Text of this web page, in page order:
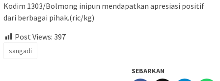
Kodim 1303/Bolmong inipun mendapatkan apresiasi positif
dari berbagai pihak.(ric/kg)
Post Views: 397
sangadi
SEBARKAN